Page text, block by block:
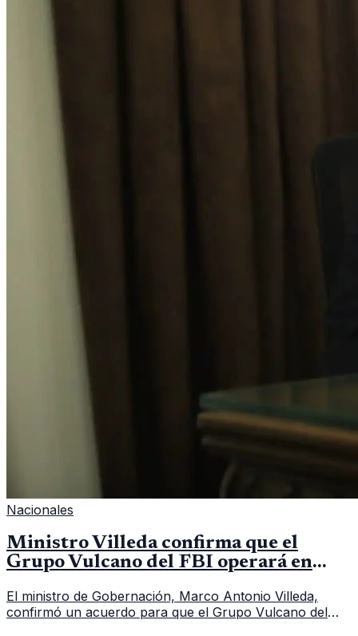
Nacionales
Ministro Villeda confirma que el
Grupo Vulcano del FBI operará en
El ministro de Gobernación, Marco Antonio Villeda,
confirmó un acuerdo para que el Grupo Vulcano del